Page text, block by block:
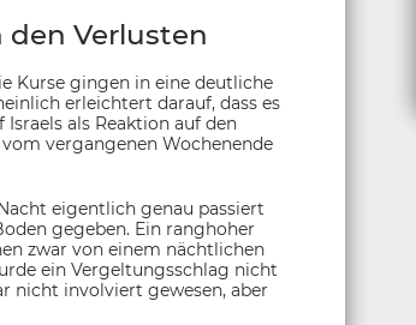
Verlusten
Kurse gingen in eine deutliche
erleichtert darauf, dass es
als Reaktion auf den
vergangenen Wochenende
eigentlich genau passiert
gegeben. Ein ranghoher
zwar von einem nächtlichen
ein Vergeltungsschlag nicht
nicht involviert gewesen, aber